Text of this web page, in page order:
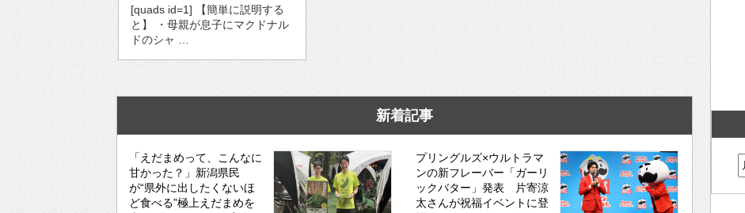
[quads id=1] 【簡単に説明する
と】 ・母親が息子にマクドナル
ドのシャ …
新着記事
「えだまめって、こんなに
甘かった？」新潟県民
が“県外に出したくないほ
ど食べる”極上えだまめを
プリングルズ×ウルトラマ
ンの新フレーバー「ガーリ
ックバター」発表 片寄涼
太さんが祝福イベントに登